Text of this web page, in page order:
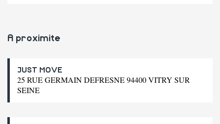
A proximite
JUST MOVE
25 RUE GERMAIN DEFRESNE 94400 VITRY SUR
SEINE